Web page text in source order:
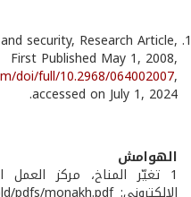
security, Research Article,
First Published May 1, 2008,
doi/full/10.2968/064002007,
accessed on July 1, 2024.
الهوامش
1 تغيّر المناخ، مركز